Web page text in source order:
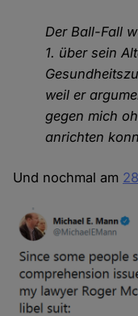
Der Ball-Fall
1. über sein
weil er
gegen mich
anrichten
Und nochmal am